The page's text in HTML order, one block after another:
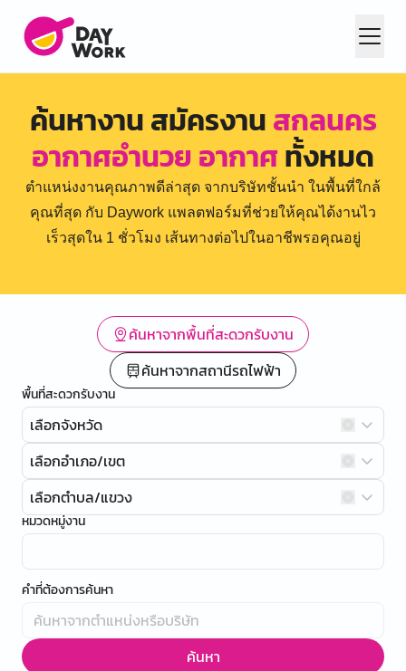
ค้นหางาน สมัครงานสกลนคร
อากาศอำนวย อากาศทั้งหมด
ตำแหน่งงานคุณภาพดีล่าสุด จากบริษัทชั้นนำ ในพื้นที่ใกล้
คุณที่สุด กับ Daywork แพลตฟอร์มที่ช่วยให้คุณได้งานไว
เร็วสุดใน 1 ชั่วโมง เส้นทางต่อไปในอาชีพรอคุณอยู่
ค้นหาจากพื้นที่สะดวกรับงาน
ค้นหาจากสถานีรถไฟฟ้า
พื้นที่สะดวกรับงาน
เลือกจังหวัด
เลือกอำเภอ/เขต
เลือกตำบล/แขวง
หมวดหมู่งาน
คำที่ต้องการค้นหา
ค้นหา